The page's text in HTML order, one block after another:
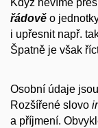
Když nevíme
řádově o
i upřesnit např.
Špatně je však
Osobní údaje
Rozšířené slovo
a příjmení.